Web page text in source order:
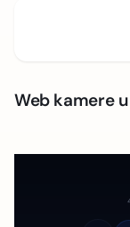
Web kamere